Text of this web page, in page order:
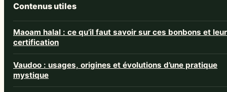
Contenus utiles
Maoam halal : ce qu’il faut savoir sur ces bonbons et leur
certification
Vaudoo : usages, origines et évolutions d’une pratique
mystique